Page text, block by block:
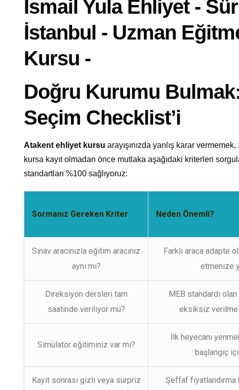
Doğru Kurumu
Seçim Checklist’i
Atakent ehliyet kursu arayışınızda yanlış karar
kursa kayıt olmadan önce mutlaka aşağıdaki kriterleri
standartları %100 sağlıyoruz:
Sormanız Gereken Kriter Neden Önemli?
Sınav aracınızla eğitim aracınız
aynı mı?
Farklı araca adapte
etmenize
Direksiyon dersleri tam
saatinde veriliyor mu?
MEB standardı
eksiksiz
Simülatör eğitiminiz var mı?
İlk heyecanı
başlangıç
Kayıt sonrası gizli veya sürpriz Şeffaf fiyatlandırma